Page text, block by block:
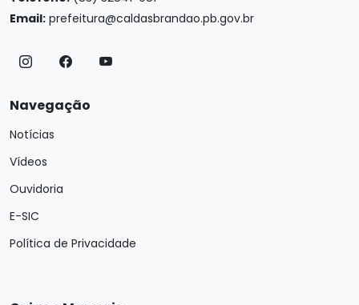
Email: prefeitura@caldasbrandao.pb.gov.br
Navegação
Notícias
Vídeos
Ouvidoria
E-SIC
Política de Privacidade